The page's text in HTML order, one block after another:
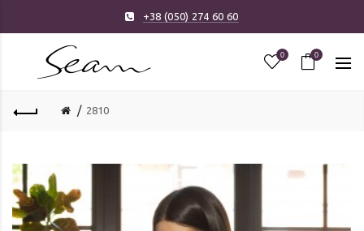
+38 (050) 274 60 60
0 0
2810